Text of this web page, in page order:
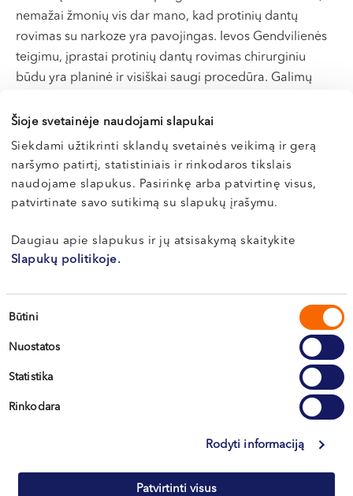
Šioje svetainėje naudojami slapukai
Siekdami užtikrinti sklandų svetainės veikimą ir gerą
naršymo patirtį, statistiniais ir rinkodaros tikslais
naudojame slapukus. Pasirinkę arba patvirtinę visus,
patvirtinate savo sutikimą su slapukų įrašymu.
Daugiau apie slapukus ir jų atsisakymą skaitykite
Slapukų politikoje.
Sutikimo
Būtini
Nuostatos
Statistika
Rinkodara
Rodyti informaciją
Patvirtinti visus
nemažai žmonių vis dar mano, kad protinių dantų
rovimas su narkoze yra pavojingas. Ievos Gendvilienės
teigimu, įprastai protinių dantų rovimas chirurginiu
būdu yra planinė ir visiškai saugi procedūra. Galimų
sumažinti komplikacijų skaičių ir riziką, protinių dantų
šalinimą rekomenduojama patikėti tik gydytojams
specialistams – burnos chirurgams, veido ir žandikaulių
chirurgams arba periodontologams. Jie ne tik geriausiai
atliks šią procedūrą, bet ir, esant būtinybei, gebės
Prieš protinių dantų šalinimo operaciją būtina
supažindinamas su operacijos eiga, aptariamos galimos
individualios rizikos ir komplikacijos. Siekiant išvengti
nemalonių netikėtumų, suteikiama detali informacija, ko
tikėtis ir kaip elgtis po operacijos. Operacijos metu
pacientas gali jaustis visiškai ramus – jo saugumu,
saldžiu miegu ir sklandžia operacijos eiga profesionaliai
pasirūpina patyrusi operacinės komanda. Tiesa, po
operacijos gali būti jaučiamas skausmas, tačiau jis
rekomenduoja procedūrą atlikęs gydytojas.